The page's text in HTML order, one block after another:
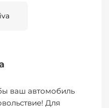
ваш автомобиль
Для